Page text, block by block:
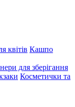
квітів Кашпо
для зберігання
Косметички та